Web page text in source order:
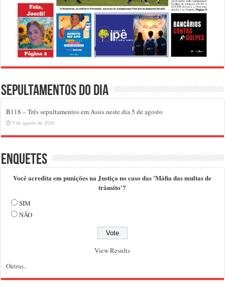
Sepultamentos do dia
B118 – Três sepultamentos em Assis neste dia 5 de agosto
5 de agosto de 2026
Enquetes
Você acredita em punições na Justiça no caso das 'Máfia das multas de
trânsito'?
SIM
NÃO
View Results
Outras..